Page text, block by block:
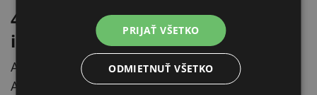
40 mm-es nyakszíjakhoz
illeszkedik
A számok 40 mm széles nyakszíjakhoz készültek.
A jelölő teljes mérete 48 × 46 mm, így jól
PRIJAŤ VŠETKO
ODMIETNUŤ VŠETKO